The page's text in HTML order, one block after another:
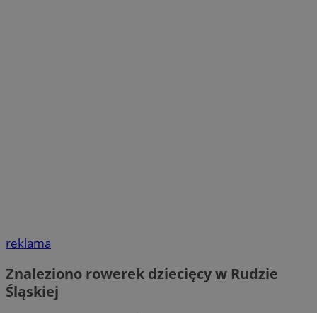
reklama
Znaleziono rowerek dziecięcy w Rudzie
Śląskiej